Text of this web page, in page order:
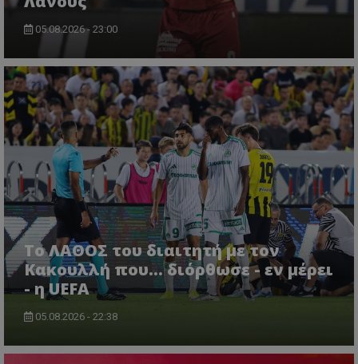
05.08.2026 - 23:00
Το ΛΑΘΟΣ του διαιτητή με τον
Κακουλλή που... διόρθωσε - εν μέρει
- η UEFA
05.08.2026 - 22:38